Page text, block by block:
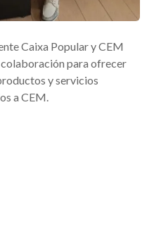
Caixa Popular y CEM
para ofrecer
y servicios
a CEM.